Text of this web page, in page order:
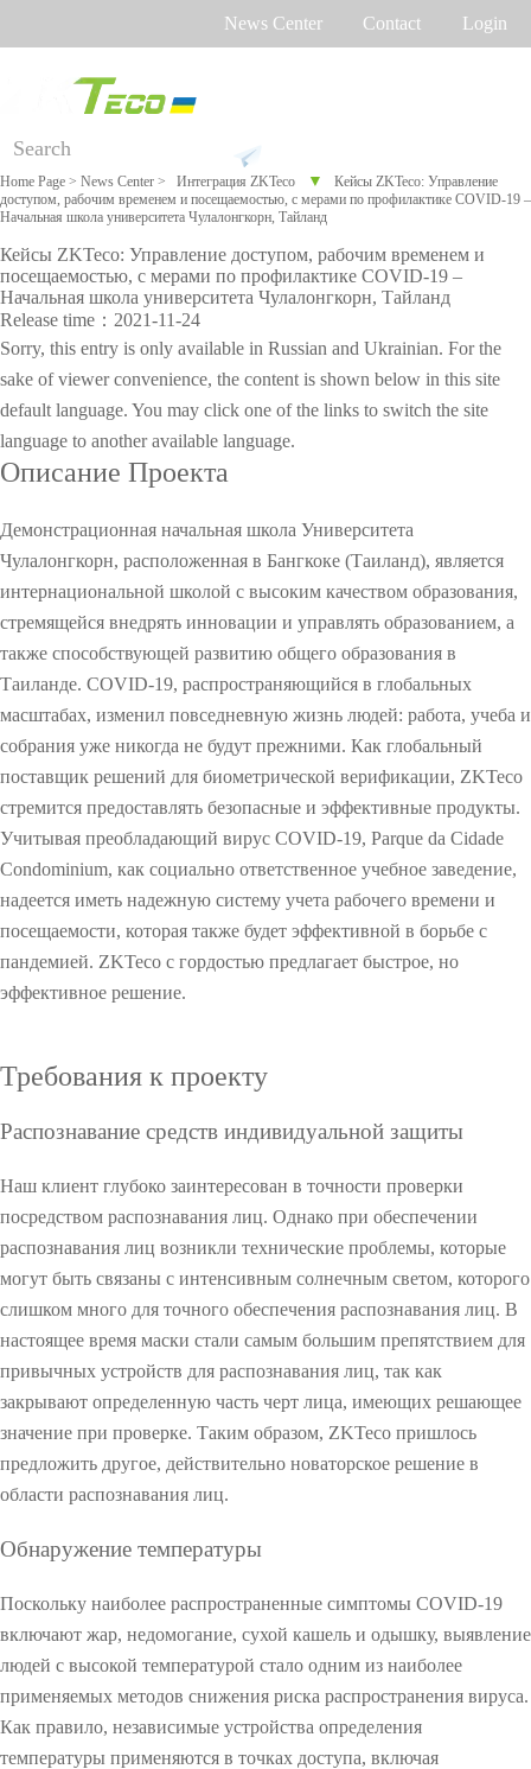
News Center Contact Login
Russian
Soft
e
Time
Trackin
g
Access
Control
equipm
ent
More>>
Equ
ent
agai
nst
VI
D-
19
More>> More>>
Tra
cki
ng
Palm
attenda
nce
ion
Fingerp
rint
recognit
ion
More>>
eo
sur
ianc
e
IP PTZ
Networ
Camera
Analog
Camera
More>>
p
equ
ipm
ent
POS
peripher
als
Антикр
ажное
оборуд
ование
Anti-
theft
met
ric
orm
anc
e
Embedd
ed
Module
Fingerp
Scanner
s
Finger
Vein
y
ecti
on
Metal
Detecto
rs
Explosi
Drugs
Detecto
r
X-ray
C
a
s
s
i
f
i
e
d
b
y
d
u
s
r
y
i
s
i
b
e
L
i
g
t
c
R
c
g
n
i
t
o
n
a
l
r
t
m
o
b
i
l
A
t
t
e
d
c
S
l
t
i
o
n
i
m
e
M
n
a
g
e
m
e
i
s
i
t
r
M
a
n
g
e
t
o
c
k
e
S
o
l
u
i
a
r
k
i
g
M
a
n
g
e
t
l
e
v
a
o
r
C
o
t
l
o
u
i
o
n
K
B
i
o
e
c
u
r
t
o
s
r
c
t
i
n
S
e
c
u
t
S
s
t
m
Othaim Mall In Saudi Arabia Metal Detection Solution Case Study
Support
On-line
FAQ
Report
problem
Video
Home Page > News Center > Интеграция ZKTeco ▼
Кейсы ZKTeco: Управление
доступом, рабочим временем и посещаемостью, с мерами по профилактике COVID-19 –
Начальная школа университета Чулалонгкорн, Тайланд
Кейсы ZKTeco: Управление доступом, рабочим временем и
посещаемостью, с мерами по профилактике COVID-19 –
Начальная школа университета Чулалонгкорн, Тайланд
Release time：2021-11-24
Sorry, this entry is only available in Russian and Ukrainian. For the
sake of viewer convenience, the content is shown below in this site
default language. You may click one of the links to switch the site
language to another available language.
Описание Проекта
Демонстрационная начальная школа Университета
Чулалонгкорн, расположенная в Бангкоке (Таиланд), является
интернациональной школой с высоким качеством образования,
стремящейся внедрять инновации и управлять образованием, а
также способствующей развитию общего образования в
Таиланде. COVID-19, распространяющийся в глобальных
масштабах, изменил повседневную жизнь людей: работа, учеба и
собрания уже никогда не будут прежними. Как глобальный
поставщик решений для биометрической верификации, ZKTeco
стремится предоставлять безопасные и эффективные продукты.
Учитывая преобладающий вирус COVID-19, Parque da Cidade
Condominium, как социально ответственное учебное заведение,
надеется иметь надежную систему учета рабочего времени и
посещаемости, которая также будет эффективной в борьбе с
пандемией. ZKTeco с гордостью предлагает быстрое, но
эффективное решение.
Требования к проекту
Распознавание средств индивидуальной защиты
Наш клиент глубоко заинтересован в точности проверки
посредством распознавания лиц. Однако при обеспечении
распознавания лиц возникли технические проблемы, которые
могут быть связаны с интенсивным солнечным светом, которого
слишком много для точного обеспечения распознавания лиц. В
настоящее время маски стали самым большим препятствием для
привычных устройств для распознавания лиц, так как
закрывают определенную часть черт лица, имеющих решающее
значение при проверке. Таким образом, ZKTeco пришлось
предложить другое, действительно новаторское решение в
области распознавания лиц.
Обнаружение температуры
Поскольку наиболее распространенные симптомы COVID-19
включают жар, недомогание, сухой кашель и одышку, выявление
людей с высокой температурой стало одним из наиболее
применяемых методов снижения риска распространения вируса.
Как правило, независимые устройства определения
температуры применяются в точках доступа, включая